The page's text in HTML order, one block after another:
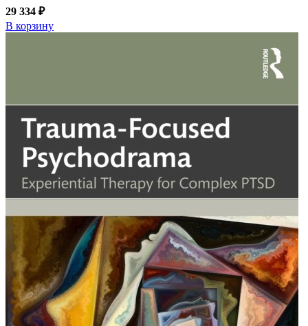
29 334 ₽
В корзину